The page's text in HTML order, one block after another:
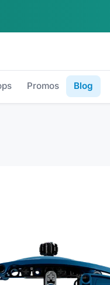
Promos Blog